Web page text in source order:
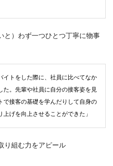
）わず一つひとつ丁寧に物事
イトをした際に、社員に比べてなか
。先輩や社員に自分の接客姿を見
で接客の基礎を学んだりして自身の
げを向上させることができた」
り組む力をアピール